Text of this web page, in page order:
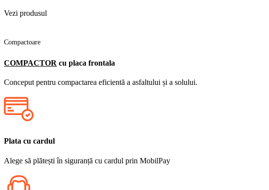
Vezi produsul
Compactoare
COMPACTOR cu placa frontala
Conceput pentru compactarea eficientă a asfaltului și a solului.
Plata cu cardul
Alege să plătești în siguranță cu cardul prin MobilPay